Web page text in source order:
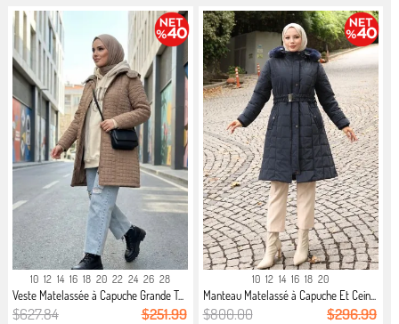
10 12 14 16 18 20 22 24 26 28
Veste Matelassée à Capuche Grande T...
$627.84 $251.99
10 12 14 16 18 20
Manteau Matelassé à Capuche Et Cein...
$800.00 $296.99